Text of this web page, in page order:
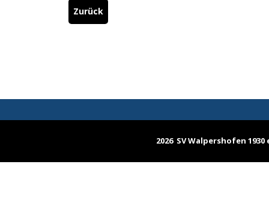
Zurück
2026 SV Walpershofen